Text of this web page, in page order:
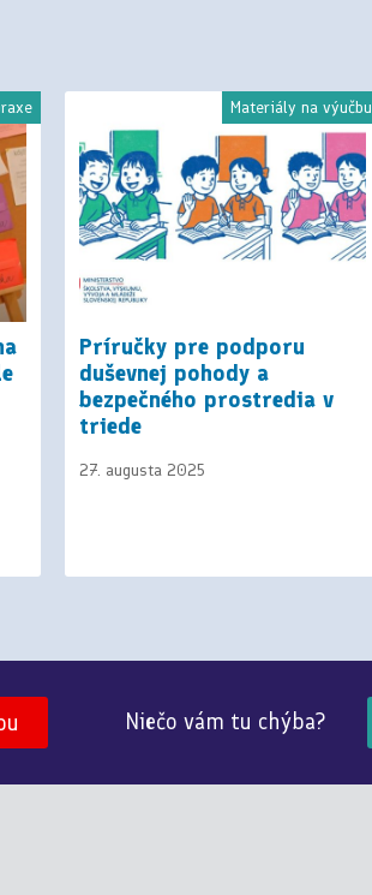
Materiály na výučbu
Príručky pre podporu
duševnej pohody a
bezpečného prostredia v
triede
27. augusta 2025
Niečo vám tu chýba?